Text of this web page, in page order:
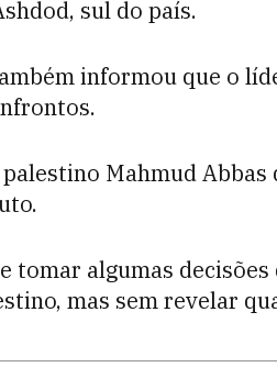
sul do país.
informou que o
Mahmud
tomar algumas
mas sem revelar